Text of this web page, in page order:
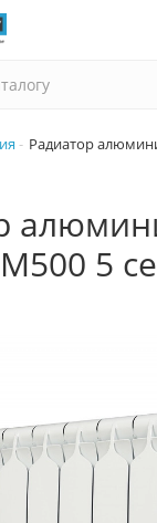
Радиатор
5